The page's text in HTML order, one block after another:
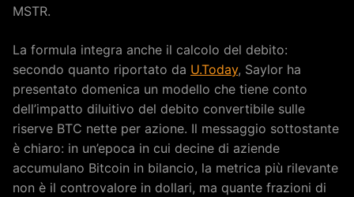
MSTR.
La formula integra anche il calcolo del debito:
secondo quanto riportato da U.Today, Saylor ha
presentato domenica un modello che tiene conto
dell’impatto diluitivo del debito convertibile sulle
riserve BTC nette per azione. Il messaggio sottostante
è chiaro: in un’epoca in cui decine di aziende
accumulano Bitcoin in bilancio, la metrica più rilevante
non è il controvalore in dollari, ma quante frazioni di